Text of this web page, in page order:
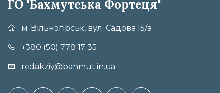
ГО "Бахмутська Фортеця"
м. Вільногірськ, вул. Садова 15/а
+380 (50) 778 17 35
redakziy@bahmut.in.ua